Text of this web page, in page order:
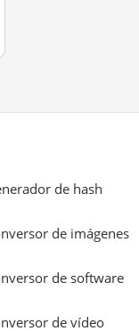
de hash
de imágenes
de software
de vídeo